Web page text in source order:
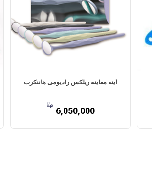
آینه معاینه ریلکس رادیومی هاننکرت
6,050,000